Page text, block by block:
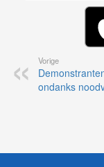
Vorige
ondanks